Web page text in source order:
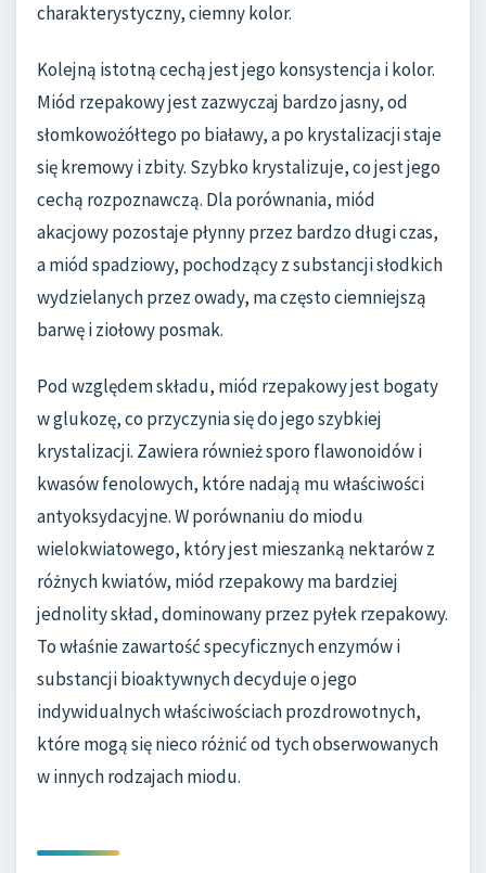
charakterystyczny, ciemny kolor.
Kolejną istotną cechą jest jego konsystencja i kolor.
Miód rzepakowy jest zazwyczaj bardzo jasny, od
słomkowożółtego po białawy, a po krystalizacji staje
się kremowy i zbity. Szybko krystalizuje, co jest jego
cechą rozpoznawczą. Dla porównania, miód
akacjowy pozostaje płynny przez bardzo długi czas,
a miód spadziowy, pochodzący z substancji słodkich
wydzielanych przez owady, ma często ciemniejszą
barwę i ziołowy posmak.
Pod względem składu, miód rzepakowy jest bogaty
w glukozę, co przyczynia się do jego szybkiej
krystalizacji. Zawiera również sporo flawonoidów i
kwasów fenolowych, które nadają mu właściwości
antyoksydacyjne. W porównaniu do miodu
wielokwiatowego, który jest mieszanką nektarów z
różnych kwiatów, miód rzepakowy ma bardziej
jednolity skład, dominowany przez pyłek rzepakowy.
To właśnie zawartość specyficznych enzymów i
substancji bioaktywnych decyduje o jego
indywidualnych właściwościach prozdrowotnych,
które mogą się nieco różnić od tych obserwowanych
w innych rodzajach miodu.